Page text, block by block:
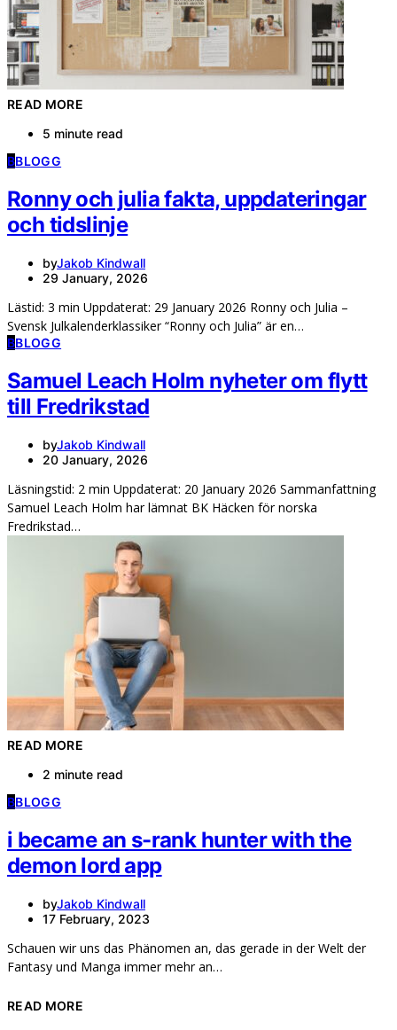
READ MORE
5 minute read
BBLOGG
Ronny och julia fakta, uppdateringar
och tidslinje
byJakob Kindwall
29 January, 2026
Lästid: 3 min Uppdaterat: 29 January 2026 Ronny och Julia –
Svensk Julkalenderklassiker “Ronny och Julia” är en…
BBLOGG
Samuel Leach Holm nyheter om flytt
till Fredrikstad
byJakob Kindwall
20 January, 2026
Läsningstid: 2 min Uppdaterat: 20 January 2026 Sammanfattning
Samuel Leach Holm har lämnat BK Häcken för norska
Fredrikstad…
READ MORE
2 minute read
BBLOGG
i became an s-rank hunter with the
demon lord app
byJakob Kindwall
17 February, 2023
Schauen wir uns das Phänomen an, das gerade in der Welt der
Fantasy und Manga immer mehr an…
READ MORE